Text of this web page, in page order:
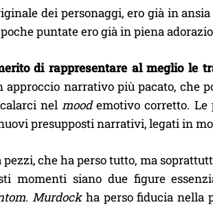
dei personaggi, ero già in
puntate ero già in piena
di rappresentare al meglio le
narrativo più pacato, che
nelmoodemotivo corretto. Le
presupposti narrativi, legati in
che ha perso tutto, ma
momenti siano due figure
Murdockha perso fiducia nella